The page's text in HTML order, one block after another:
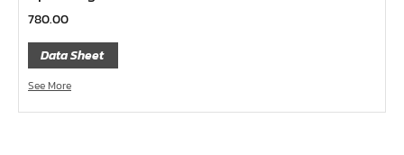
ด้ามฟรี ด้ามเรียบ 1/4", 3/8", 1/2"
ด้ามฟรี ด้ามเหล็ก 1/4", 3/8", 1/2", 1"
บ๊อกซ์เดือยโผล่ ท๊อกซ์ พลัส 5 แฉก
บ๊อกซ์เดือยโผล่ ท๊อกซ์ พลัส, ท๊อกซ์ RibeCV
780.00
Data Sheet
See More